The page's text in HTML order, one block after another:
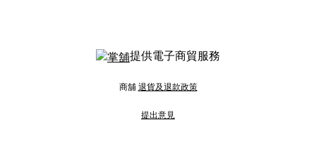
提供電子商貿服務
商舖 退貨及退款政策
提出意見